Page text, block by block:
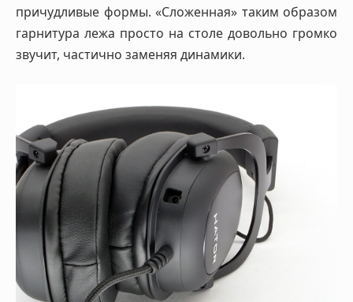
причудливые формы. «Сложенная» таким образом
гарнитура лежа просто на столе довольно громко
звучит, частично заменяя динамики.